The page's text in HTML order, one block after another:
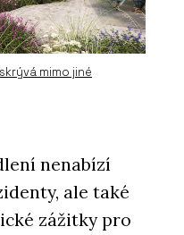
mimo jiné
nenabízí
ale také
zážitky pro